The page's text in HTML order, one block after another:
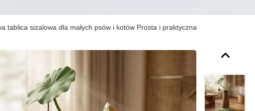
tablica sizalowa dla małych psów i kotów Prosta i praktyczna